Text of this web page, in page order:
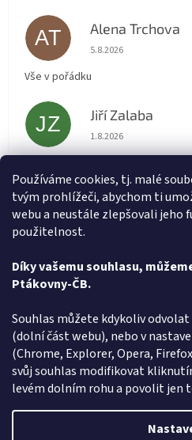
Používáme cookies, tj. malé
tvým prohlížeči, abychom ti
webu a neustále zlepšovali jeho
použitelnost.
Díky vašemu souhlasu,
Ptákovny-ČB.
Souhlas můžete kdykoliv
(dolní část webu), nebo v
(Chrome, Explorer, Opera,
svůj souhlas modifikovat
levém dolním rohu a povolit jen
AT Alena Trchova
Hodnocení obchodu
5.8.2026
Vše v pořádku
JZ Jiří Zalaba
Hodnocení obchodu
1.8.2026
L Lída
Hodnocení obchodu
31.7.2026
Způsob